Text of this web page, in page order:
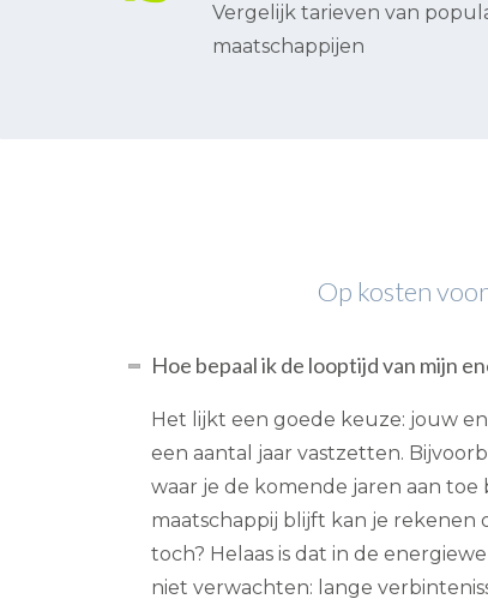
Vergelijk tarieven van
maatschappijen
Op kosten
Hoe bepaal ik de looptijd van mijn
Het lijkt een goede keuze: jouw
een aantal jaar vastzetten.
waar je de komende jaren aan toe
maatschappij blijft kan je rekenen
toch? Helaas is dat in de
niet verwachten: lange